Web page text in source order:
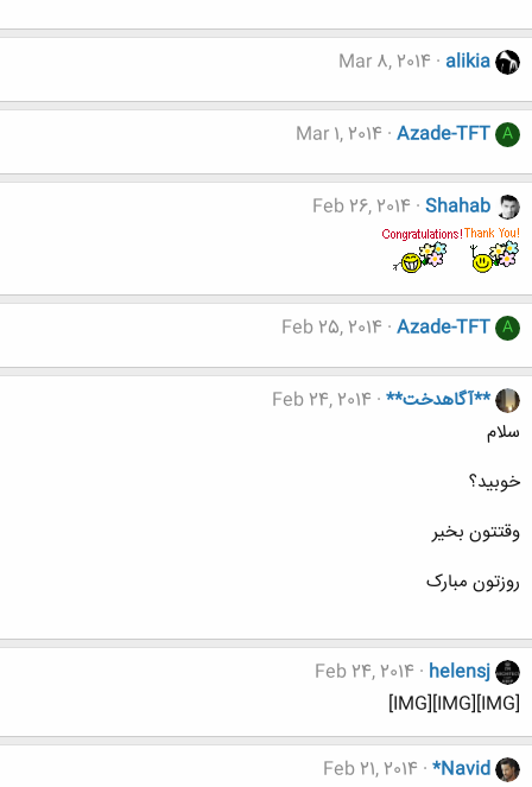
alikia
Mar 8, 2014
A
Azade-TFT
Mar 1, 2014
Shahab
Feb 26, 2014
A
Azade-TFT
Feb 25, 2014
**آگاهدخت** Feb 24, 2014
سلام
خوبید؟
وقتتون بخیر
روزتون مبارک
helensj
Feb 24, 2014
[IMG][IMG][IMG]
*Navid
Feb 21, 2014